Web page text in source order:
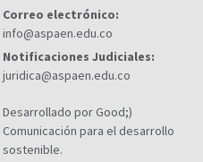
Correo electrónico:
info@aspaen.edu.co
Notificaciones Judiciales:
juridica@aspaen.edu.co
Desarrollado por Good;)
Comunicación para el desarrollo
sostenible.